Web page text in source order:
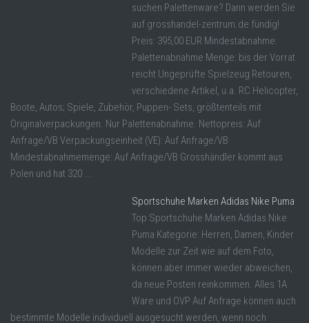
suchen Palettenware? Dann werden Sie
auf grosshandel-zentrum.de fündig!
Preis: 395,00 EUR Mindestabnahme:
Palettenabnahme Menge: bis der Vorrat
reicht Ungeprüfte Spielzeug Retouren,
verschiedene Artikel, u.a. RC Helicopter,
Boote, Autos; Spiele, Zubehör, Puppen- Sets, größtenteils mit
Originalverpackungen. Nur Palettenabnahme. Nettopreis: Auf
Anfrage/VB Verpackungseinheit (VE): Auf Anfrage/VB
Mindestabnahmemenge: Auf Anfrage/VB Grosshändler kommt aus
Polen und hat 320 ...
Sportschuhe Marken Adidas Nike Puma
Top Sportschuhe Marken Adidas Nike
Puma Kategorie: Herren, Damen, Kinder
Modelle zur Zeit wie auf dem Foto,
können aber immer wieder abweichen,
da neue Posten reinkommen. Alles 1A
Ware und OVP Auf Anfrage können auch
bestimmte Modelle individuell ausgesucht werden, wenn noch